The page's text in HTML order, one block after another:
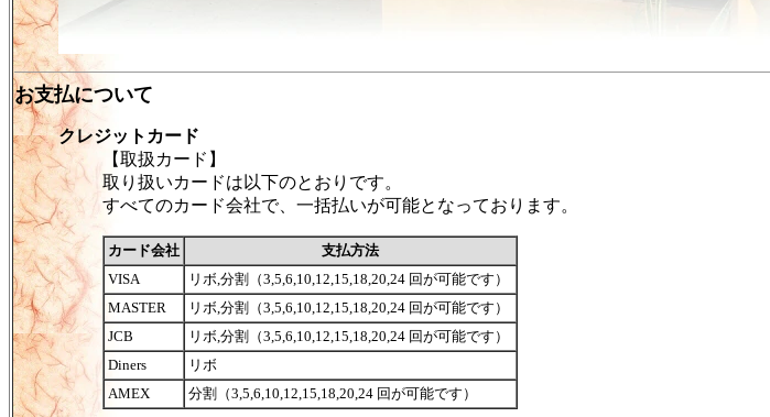
お支払について
クレジットカード
【取扱カード】
取り扱いカードは以下のとおりです。
すべてのカード会社で、一括払いが可能となっております。
カード会社
支払方法
VISA
リボ,分割（3,5,6,10,12,15,18,20,24 回が可能です）
MASTER
リボ,分割（3,5,6,10,12,15,18,20,24 回が可能です）
JCB
リボ,分割（3,5,6,10,12,15,18,20,24 回が可能です）
Diners
リボ
AMEX
分割（3,5,6,10,12,15,18,20,24 回が可能です）